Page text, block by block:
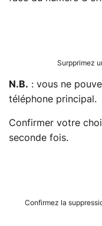
Surpprimez
N.B. : vous ne
téléphone principal.
Confirmer votre
seconde fois.
Confirmez la